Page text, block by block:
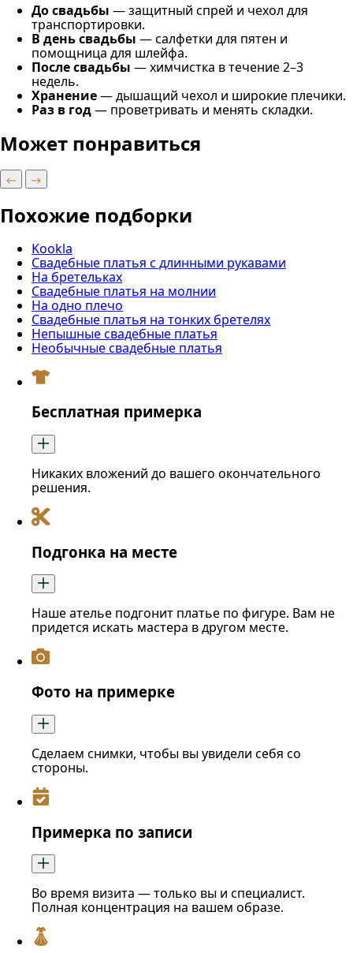
До свадьбы — защитный спрей и чехол для
транспортировки.
В день свадьбы — салфетки для пятен и
помощница для шлейфа.
После свадьбы — химчистка в течение 2–3
недель.
Хранение— дышащий чехол и широкие плечики.
Раз в год— проветривать и менять складки.
Может понравиться
Похожие подборки
Kookla
Свадебные платья с длинными рукавами
На бретельках
Свадебные платья на молнии
На одно плечо
Свадебные платья на тонких бретелях
Непышные свадебные платья
Необычные свадебные платья
Бесплатная примерка
Никаких вложений до вашего окончательного
решения.
Подгонка на месте
Наше ателье подгонит платье по фигуре. Вам не
придется искать мастера в другом месте.
Фото на примерке
Сделаем снимки, чтобы вы увидели себя со
стороны.
Примерка по записи
Во время визита — только вы и специалист.
Полная концентрация на вашем образе.